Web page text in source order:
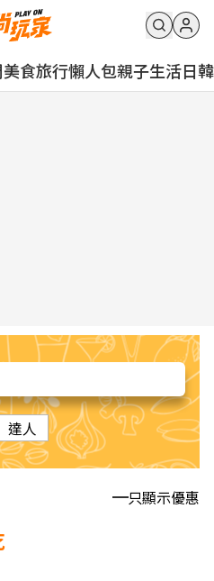
美食旅行懶人包親子生活日韓
達人
只顯示優惠